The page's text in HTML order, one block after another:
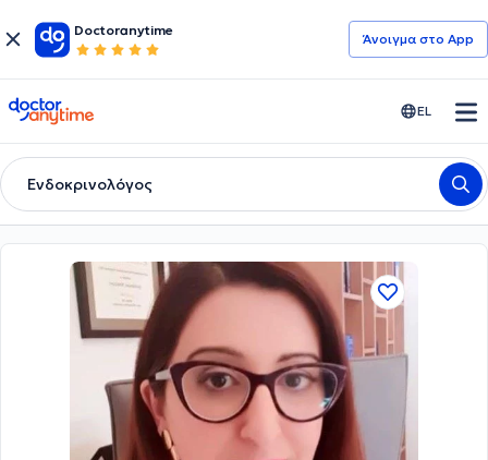
Doctoranytime
Άνοιγμα στο App
doctoranytime EL
Ενδοκρινολόγος